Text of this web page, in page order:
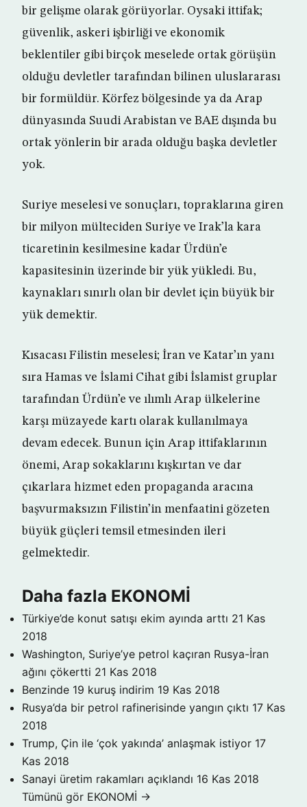
bir gelişme olarak görüyorlar. Oysaki ittifak;
güvenlik, askeri işbirliği ve ekonomik
beklentiler gibi birçok meselede ortak görüşün
olduğu devletler tarafından bilinen uluslararası
bir formüldür. Körfez bölgesinde ya da Arap
dünyasında Suudi Arabistan ve BAE dışında bu
ortak yönlerin bir arada olduğu başka devletler
yok.
Suriye meselesi ve sonuçları, topraklarına giren
bir milyon mülteciden Suriye ve Irak’la kara
ticaretinin kesilmesine kadar Ürdün’e
kapasitesinin üzerinde bir yük yükledi. Bu,
kaynakları sınırlı olan bir devlet için büyük bir
yük demektir.
Kısacası Filistin meselesi; İran ve Katar’ın yanı
sıra Hamas ve İslami Cihat gibi İslamist gruplar
tarafından Ürdün’e ve ılımlı Arap ülkelerine
karşı müzayede kartı olarak kullanılmaya
devam edecek. Bunun için Arap ittifaklarının
önemi, Arap sokaklarını kışkırtan ve dar
çıkarlara hizmet eden propaganda aracına
başvurmaksızın Filistin’in menfaatini gözeten
büyük güçleri temsil etmesinden ileri
gelmektedir.
Daha fazla EKONOMİ
Türkiye’de konut satışı ekim ayında arttı 21 Kas
2018
Washington, Suriye’ye petrol kaçıran Rusya-İran
ağını çökertti 21 Kas 2018
Benzinde 19 kuruş indirim 19 Kas 2018
Rusya’da bir petrol rafinerisinde yangın çıktı 17 Kas
2018
Trump, Çin ile ‘çok yakında’ anlaşmak istiyor 17
Kas 2018
Sanayi üretim rakamları açıklandı 16 Kas 2018
Tümünü gör EKONOMİ →